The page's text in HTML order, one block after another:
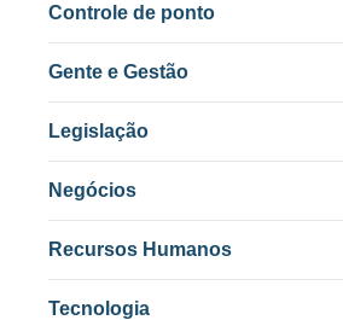
Controle de ponto
Gente e Gestão
Legislação
Negócios
Recursos Humanos
Tecnologia